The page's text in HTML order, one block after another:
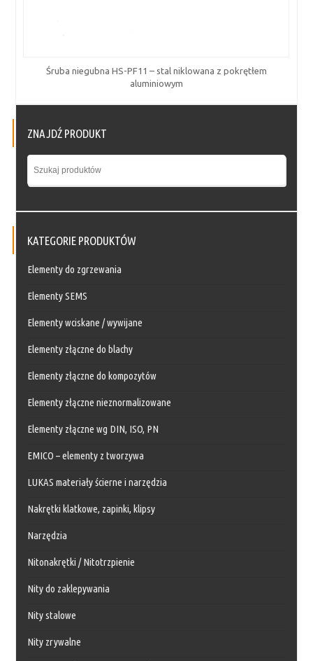
Śruba niegubna HS-PF11 – stal niklowana z pokrętłem
aluminiowym
ZNAJDŹ PRODUKT
KATEGORIE PRODUKTÓW
Elementy do zgrzewania
Elementy SEMS
Elementy wciskane / wywijane
Elementy złączne do blachy
Elementy złączne do kompozytów
Elementy złączne nieznormalizowane
Elementy złączne wg DIN, ISO, PN
EMICO – elementy z tworzywa
LUKAS materiały ścierne i narzędzia
Nakrętki klatkowe, zapinki, klipsy
Narzędzia
Nitonakrętki / Nitotrzpienie
Nity do zaklepywania
Nity stalowe
Nity zrywalne